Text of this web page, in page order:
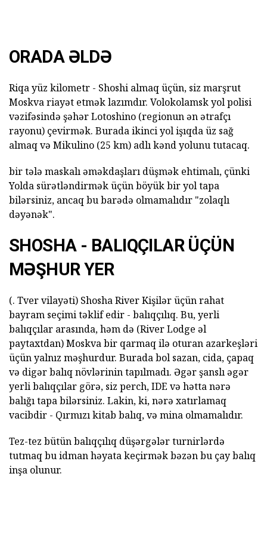
ORADA ƏLDƏ
Riqa yüz kilometr - Shoshi almaq üçün, siz marşrut
Moskva riayət etmək lazımdır. Volokolamsk yol polisi
vəzifəsində şəhər Lotoshino (regionun ən ətrafçı
rayonu) çevirmək. Burada ikinci yol işıqda üz sağ
almaq və Mikulino (25 km) adlı kənd yolunu tutacaq.
bir tələ maskalı əməkdaşları düşmək ehtimalı, çünki
Yolda sürətləndirmək üçün böyük bir yol tapa
bilərsiniz, ancaq bu barədə olmamalıdır "zolaqlı
dəyənək".
SHOSHA - BALIQÇILAR ÜÇÜN
MƏŞHUR YER
(. Tver vilayəti) Shosha River Kişilər üçün rahat
bayram seçimi təklif edir - balıqçılıq. Bu, yerli
balıqçılar arasında, həm də (River Lodge əl
paytaxtdan) Moskva bir qarmaq ilə oturan azarkeşləri
üçün yalnız məşhurdur. Burada bol sazan, cida, çapaq
və digər balıq növlərinin tapılmadı. Əgər şanslı əgər
yerli balıqçılar görə, siz perch, IDE və hətta nərə
balığı tapa bilərsiniz. Lakin, ki, nərə xatırlamaq
vacibdir - Qırmızı kitab balıq, və mina olmamalıdır.
Tez-tez bütün balıqçılıq düşərgələr turnirlərdə
tutmaq bu idman həyata keçirmək bəzən bu çay balıq
inşa olunur.